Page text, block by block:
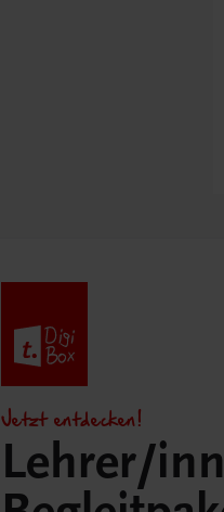
Jetzt entdecken!
Lehrer/